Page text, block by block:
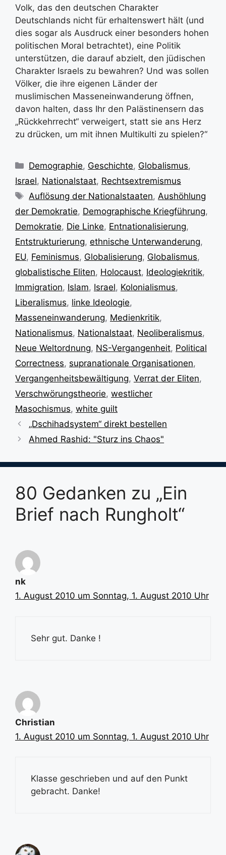
Volk, das den deutschen Charakter
Deutschlands nicht für erhaltenswert hält (und
dies sogar als Ausdruck einer besonders hohen
politischen Moral betrachtet), eine Politik
unterstützen, die darauf abzielt, den jüdischen
Charakter Israels zu bewahren? Und was sollen
Völker, die ihre eigenen Länder der
muslimischen Masseneinwanderung öffnen,
davon halten, dass Ihr den Palästinensern das
„Rückkehrrecht“ verweigert, statt sie ans Herz
zu drücken, um mit ihnen Multikulti zu spielen?“
Kategorien
Demographie, Geschichte, Globalismus,
Israel, Nationalstaat, Rechtsextremismus
Schlagwörter
Auflösung der Nationalstaaten,Aushöhlung
der Demokratie, Demographische Kriegführung,
Demokratie, Die Linke, Entnationalisierung,
Entstrukturierung, ethnische Unterwanderung,
EU, Feminismus, Globalisierung, Globalismus,
globalistische Eliten, Holocaust, Ideologiekritik,
Immigration, Islam, Israel, Kolonialismus,
Liberalismus, linke Ideologie,
Masseneinwanderung, Medienkritik,
Nationalismus, Nationalstaat, Neoliberalismus,
Neue Weltordnung, NS-Vergangenheit, Political
Correctness, supranationale Organisationen,
Vergangenheitsbewältigung, Verrat der Eliten,
Verschwörungstheorie, westlicher
Masochismus, white guilt
„Dschihadsystem“ direkt bestellen
Ahmed Rashid: "Sturz ins Chaos"
80 Gedanken zu „Ein
Brief nach Rungholt“
nk
1. August 2010 um Sonntag, 1. August 2010 Uhr
Sehr gut. Danke !
Christian
1. August 2010 um Sonntag, 1. August 2010 Uhr
Klasse geschrieben und auf den Punkt
gebracht. Danke!